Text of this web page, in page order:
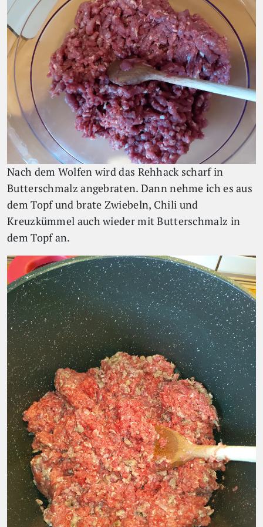
Nach dem Wolfen wird das Rehhack scharf in
Butterschmalz angebraten. Dann nehme ich es aus
dem Topf und brate Zwiebeln, Chili und
Kreuzkümmel auch wieder mit Butterschmalz in
dem Topf an.